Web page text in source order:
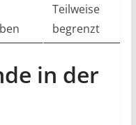
Teilweise
begrenzt
in der